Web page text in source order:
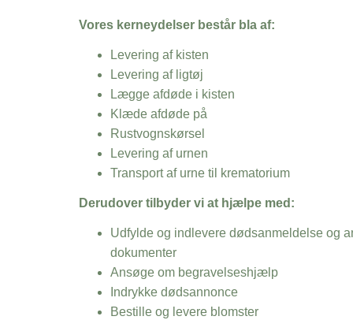
Vores kerneydelser består bla af:
Levering af kisten
Levering af ligtøj
Lægge afdøde i kisten
Klæde afdøde på
Rustvognskørsel
Levering af urnen
Transport af urne til krematorium
Derudover tilbyder vi at hjælpe med:
Udfylde og indlevere dødsanmeldelse og
dokumenter
Ansøge om begravelseshjælp
Indrykke dødsannonce
Bestille og levere blomster